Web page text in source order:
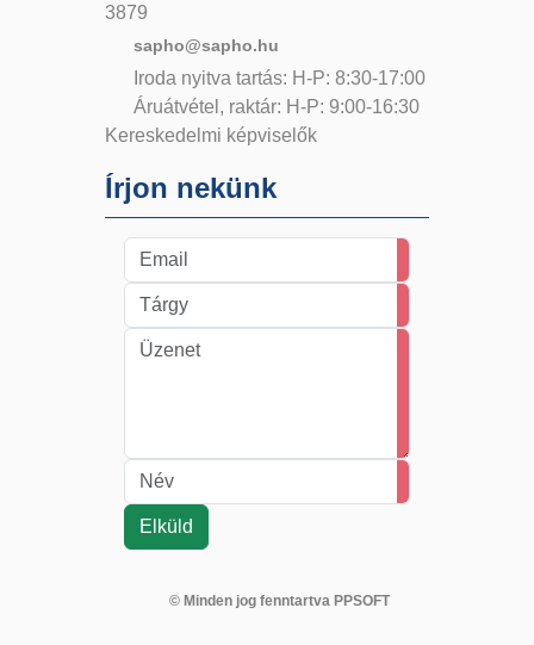
3879
sapho@sapho.hu
Iroda nyitva tartás: H-P: 8:30-17:00
Áruátvétel, raktár: H-P: 9:00-16:30
Kereskedelmi képviselők
Írjon nekünk
© Minden jog fenntartva PPSOFT